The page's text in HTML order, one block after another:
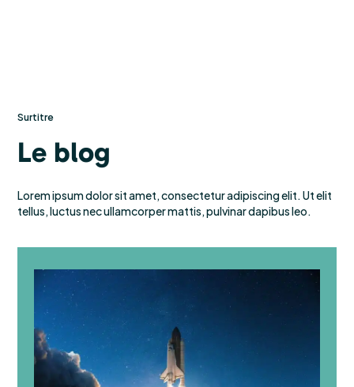
Surtitre
Le blog
Lorem ipsum dolor sit amet, consectetur adipiscing elit. Ut elit
tellus, luctus nec ullamcorper mattis, pulvinar dapibus leo.